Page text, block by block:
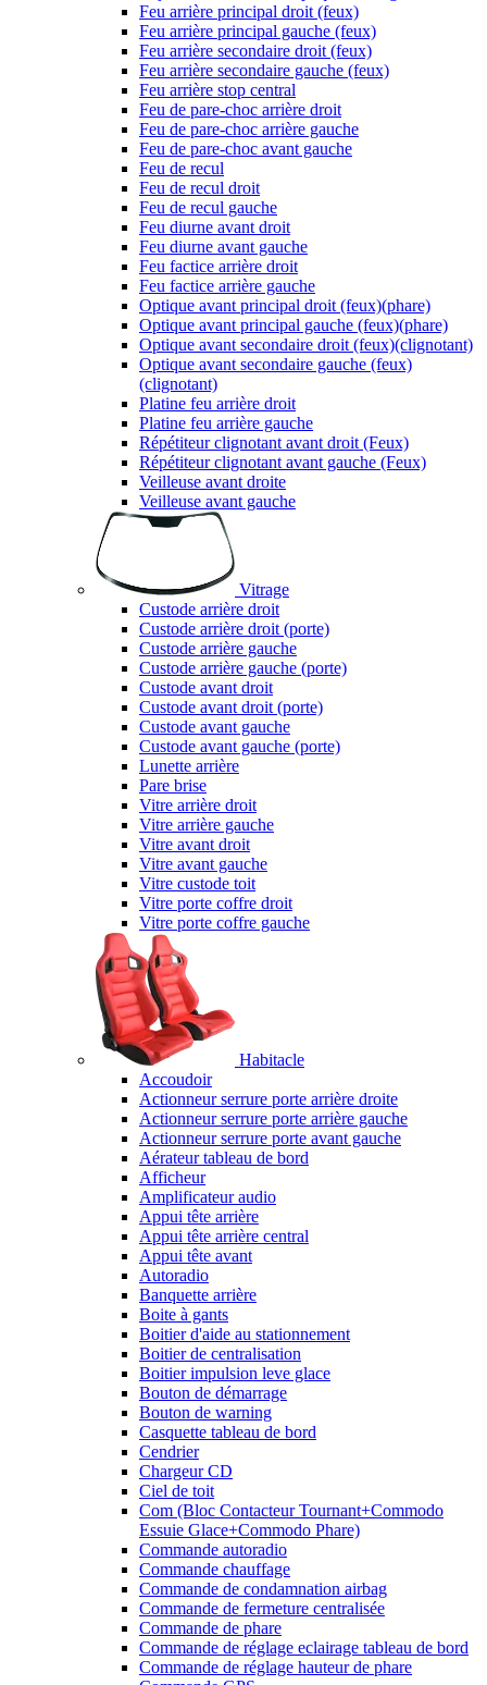
Feu arrière principal droit (feux)
Feu arrière principal gauche (feux)
Feu arrière secondaire droit (feux)
Feu arrière secondaire gauche (feux)
Feu arrière stop central
Feu de pare-choc arrière droit
Feu de pare-choc arrière gauche
Feu de pare-choc avant gauche
Feu de recul
Feu de recul droit
Feu de recul gauche
Feu diurne avant droit
Feu diurne avant gauche
Feu factice arrière droit
Feu factice arrière gauche
Optique avant principal droit (feux)(phare)
Optique avant principal gauche (feux)(phare)
Optique avant secondaire droit (feux)(clignotant)
Optique avant secondaire gauche (feux)
(clignotant)
Platine feu arrière droit
Platine feu arrière gauche
Répétiteur clignotant avant droit (Feux)
Répétiteur clignotant avant gauche (Feux)
Veilleuse avant droite
Veilleuse avant gauche
Vitrage
Custode arrière droit
Custode arrière droit (porte)
Custode arrière gauche
Custode arrière gauche (porte)
Custode avant droit
Custode avant droit (porte)
Custode avant gauche
Custode avant gauche (porte)
Lunette arrière
Pare brise
Vitre arrière droit
Vitre arrière gauche
Vitre avant droit
Vitre avant gauche
Vitre custode toit
Vitre porte coffre droit
Vitre porte coffre gauche
Habitacle
Accoudoir
Actionneur serrure porte arrière droite
Actionneur serrure porte arrière gauche
Actionneur serrure porte avant gauche
Aérateur tableau de bord
Afficheur
Amplificateur audio
Appui tête arrière
Appui tête arrière central
Appui tête avant
Autoradio
Banquette arrière
Boite à gants
Boitier d'aide au stationnement
Boitier de centralisation
Boitier impulsion leve glace
Bouton de démarrage
Bouton de warning
Casquette tableau de bord
Cendrier
Chargeur CD
Ciel de toit
Com (Bloc Contacteur Tournant+Commodo
Essuie Glace+Commodo Phare)
Commande autoradio
Commande chauffage
Commande de condamnation airbag
Commande de fermeture centralisée
Commande de phare
Commande de réglage eclairage tableau de bord
Commande de réglage hauteur de phare